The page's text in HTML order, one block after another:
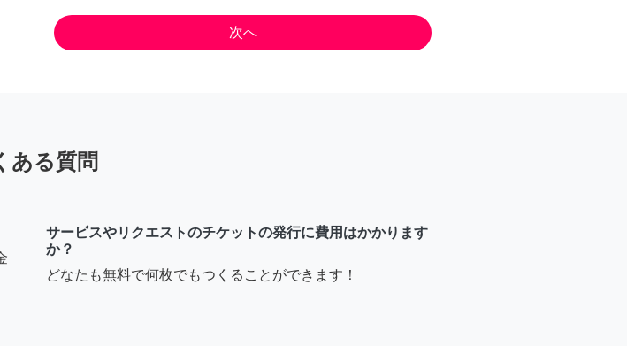
ある質問
サービスやリクエストのチケットの発行に費用はかかります
か？
どなたも無料で何枚でもつくることができます！